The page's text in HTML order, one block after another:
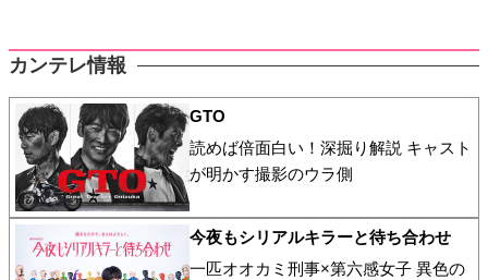
カンテレ情報
GTO
読めば倍面白い！深掘り解説 キャスト
が明かす撮影のウラ側
今夜もシリアルキラーと待ち合わせ
一匹オオカミ刑事×第六感女子 異色の